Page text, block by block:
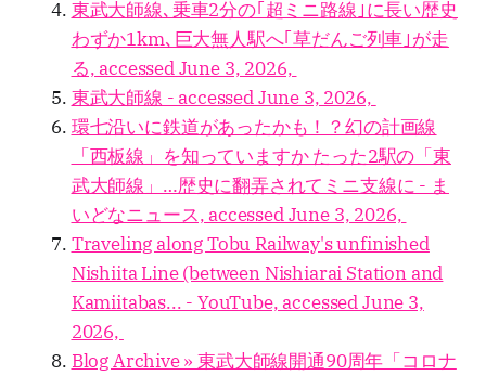
東武大師線､乗車2分の｢超ミニ路線｣に長い歴史
わずか1km､巨大無人駅へ｢草だんご列車｣が走
る, accessed June 3, 2026,
東武大師線 - accessed June 3, 2026,
環七沿いに鉄道があったかも！？幻の計画線
「西板線」を知っていますか たった2駅の「東
武大師線」…歴史に翻弄されてミニ支線に - ま
いどなニュース, accessed June 3, 2026,
Traveling along Tobu Railway's unfinished
Nishiita Line (between Nishiarai Station and
Kamiitabas... - YouTube, accessed June 3,
2026,
Blog Archive » 東武大師線開通90周年「コロナ